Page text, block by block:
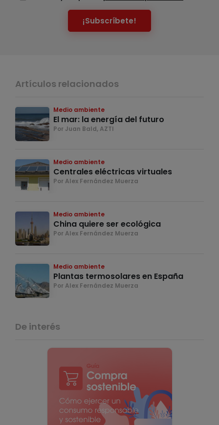
¡Subscríbete!
Artículos relacionados
Medio ambiente
El mar: la energía del futuro
Por Juan Bald, AZTI
Medio ambiente
Centrales eléctricas virtuales
Por Alex Fernández Muerza
Medio ambiente
China quiere ser ecológica
Por Alex Fernández Muerza
Medio ambiente
Plantas termosolares en España
Por Alex Fernández Muerza
De interés